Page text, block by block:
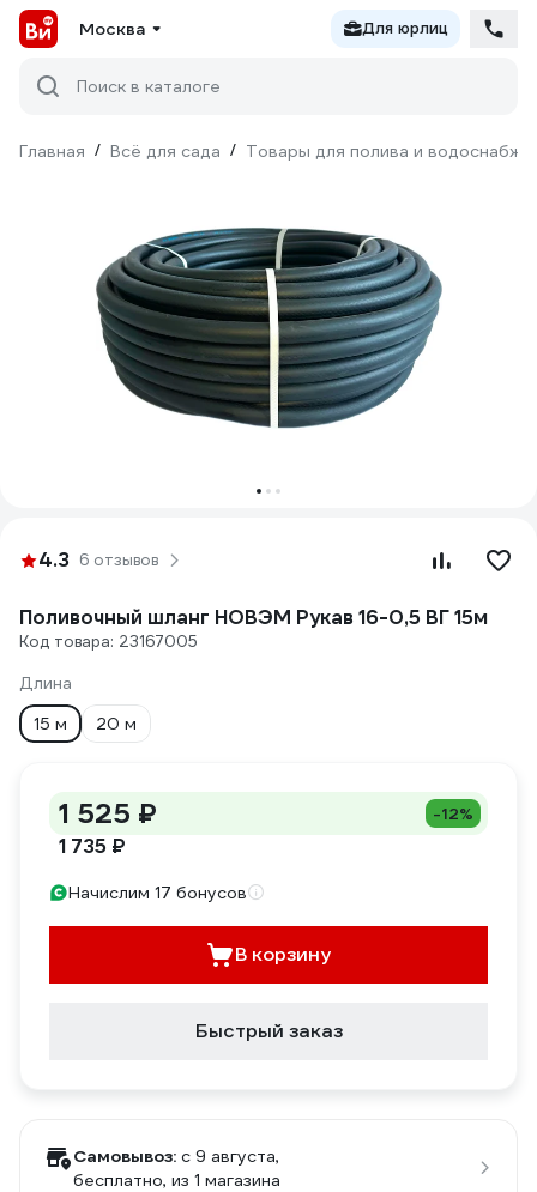
Москва Для юрлиц
Поиск в каталоге
Главная / Всё для сада / Товары для полива и
4.3 6 отзывов
Поливочный шланг НОВЭМ Рукав 16-0,5 ВГ 15м
Код товара: 23167005
Длина
15 м
20 м
1 525 ₽ -12%
1 735 ₽
Начислим 17 бонусов
В корзину
Быстрый заказ
Самовывоз: c 9 августа,
бесплатно, из 1 магазина